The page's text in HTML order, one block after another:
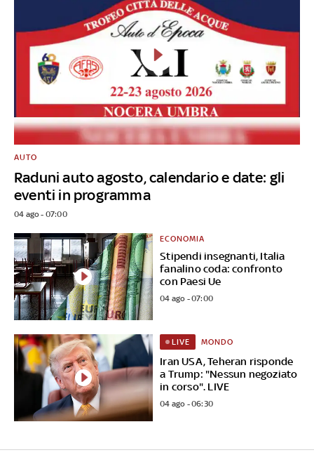
Raduni auto agosto, calendario e date: gli
eventi in programma
AUTO
04 ago - 07:00
Stipendi insegnanti, Italia
fanalino coda: confronto
con Paesi Ue
ECONOMIA
04 ago - 07:00
Iran USA, Teheran risponde
a Trump: "Nessun negoziato
in corso". LIVE
LIVE MONDO
04 ago - 06:30